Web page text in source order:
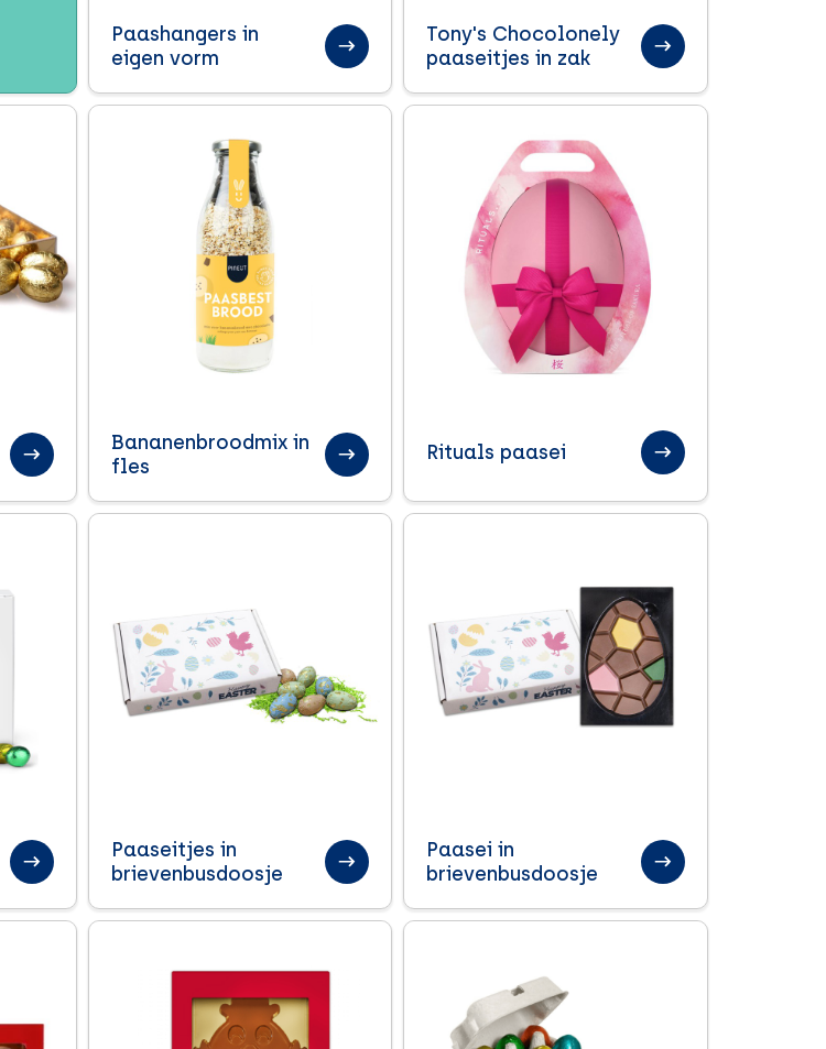
Paashangers in
eigen vorm
Tony's Chocolonely
paaseitjes in zak
Bananenbroodmix in
fles
Rituals paasei
Paaseitjes in
brievenbusdoosje
Paasei in
brievenbusdoosje